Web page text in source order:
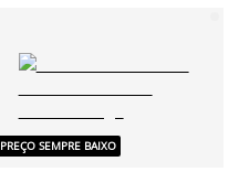
PREÇO SEMPRE BAIXO